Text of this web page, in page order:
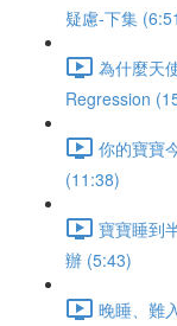
疑慮-下集
為什麼天
Regression
你的寶寶
(11:38)
寶寶睡到
辦 (5:43)
晚睡、難